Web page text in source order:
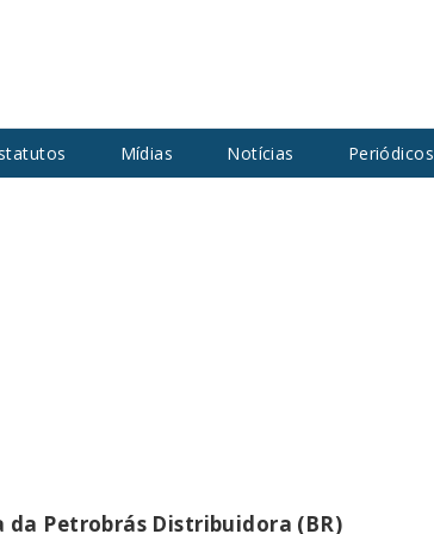
Mídias Notícias Periódicos
da Petrobrás Distribuidora (BR)